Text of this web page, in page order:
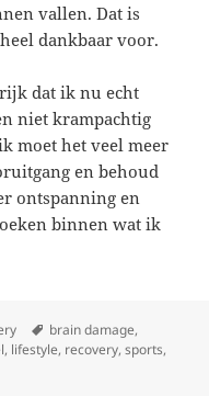
vallen. Dat is
dankbaar voor.
dat ik nu echt
niet krampachtig
moet het veel meer
en behoud
ontspanning en
binnen wat ik
Tags
brain damage,
, lifestyle, recovery,sports,